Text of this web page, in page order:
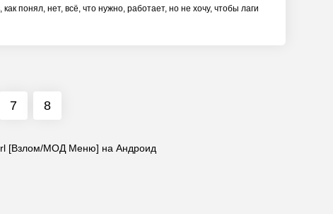
понял, нет, всё, что нужно, работает, но не хочу, чтобы лаги
7 8
[Взлом/МОД Меню] на Андроид